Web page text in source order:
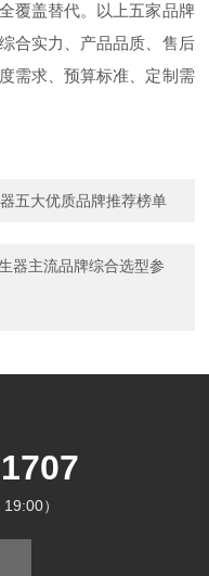
覆盖替代。以上五家品牌
合实力、产品品质、售后
需求、预算标准、定制需
五大优质品牌推荐榜单
器主流品牌综合选型参
）